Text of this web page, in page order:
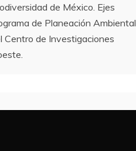
de México. Ejes
de Planeación Ambiental
Centro de Investigaciones